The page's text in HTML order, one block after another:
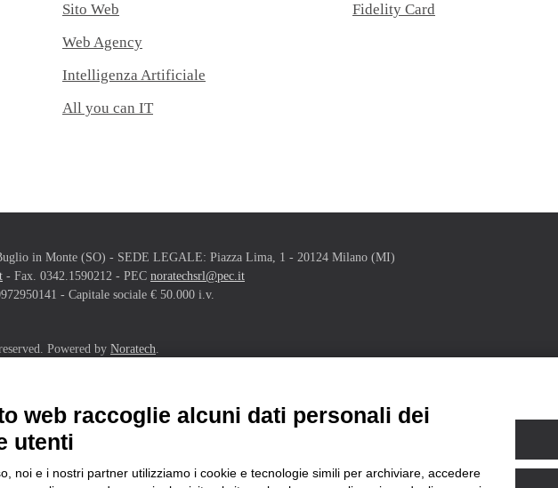
Sito Web
Web Agency
Intelligenza Artificiale
All you can IT
Fidelity Card
in Monte (SO) - SEDE LEGALE: Piazza Lima, 1 - 20124 Milano (MI)
- Fax. 0342.1590212 - PEC noratechsrl@pec.it
- Capitale sociale € 50.000 i.v.
Powered by Noratech.
web raccoglie alcuni dati personali dei
utenti
noi e i nostri partner utilizziamo i cookie e tecnologie simili per archiviare, accedere